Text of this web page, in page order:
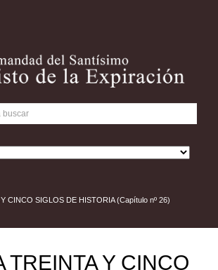
CINCO SIGLOS DE HISTORIA (Capítulo nº 26)
TREINTA Y CINCO